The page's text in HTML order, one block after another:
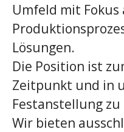
Umfeld mit
Lösungen.
Die Position ist
Zeitpunkt und in
Festanstellung zu
Wir bieten